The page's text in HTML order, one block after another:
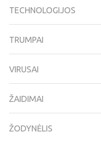
TECHNOLOGIJOS
TRUMPAI
VIRUSAI
ŽAIDIMAI
ŽODYNĖLIS